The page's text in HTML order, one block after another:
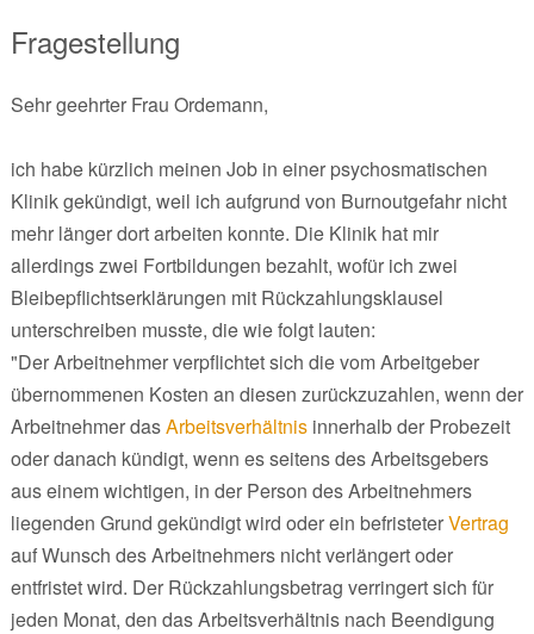
Fragestellung
Sehr geehrter Frau Ordemann,
ich habe kürzlich meinen Job in einer psychosmatischen
Klinik gekündigt, weil ich aufgrund von Burnoutgefahr nicht
mehr länger dort arbeiten konnte. Die Klinik hat mir
allerdings zwei Fortbildungen bezahlt, wofür ich zwei
Bleibepflichtserklärungen mit Rückzahlungsklausel
unterschreiben musste, die wie folgt lauten:
"Der Arbeitnehmer verpflichtet sich die vom Arbeitgeber
übernommenen Kosten an diesen zurückzuzahlen, wenn der
Arbeitnehmer dasArbeitsverhältnisinnerhalb der Probezeit
oder danach kündigt, wenn es seitens des Arbeitsgebers
aus einem wichtigen, in der Person des Arbeitnehmers
liegenden Grund gekündigt wird oder ein befristeterVertrag
auf Wunsch des Arbeitnehmers nicht verlängert oder
entfristet wird. Der Rückzahlungsbetrag verringert sich für
jeden Monat, den das Arbeitsverhältnis nach Beendigung